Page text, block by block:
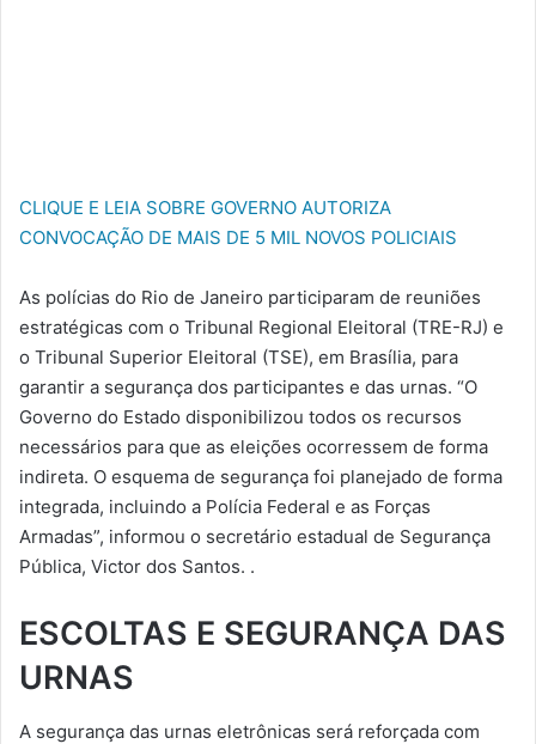
CLIQUE E LEIA SOBRE GOVERNO AUTORIZA
CONVOCAÇÃO DE MAIS DE 5 MIL NOVOS POLICIAIS
As polícias do Rio de Janeiro participaram de reuniões
estratégicas com o Tribunal Regional Eleitoral (TRE-RJ) e
o Tribunal Superior Eleitoral (TSE), em Brasília, para
garantir a segurança dos participantes e das urnas. “O
Governo do Estado disponibilizou todos os recursos
necessários para que as eleições ocorressem de forma
indireta. O esquema de segurança foi planejado de forma
integrada, incluindo a Polícia Federal e as Forças
Armadas”, informou o secretário estadual de Segurança
Pública, Victor dos Santos. .
ESCOLTAS E SEGURANÇA DAS
URNAS
A segurança das urnas eletrônicas será reforçada com